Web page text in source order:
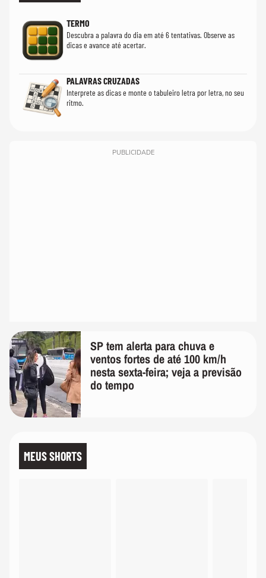
TERMO
Descubra a palavra do dia em até 6 tentativas. Observe as
dicas e avance até acertar.
PALAVRAS CRUZADAS
Interprete as dicas e monte o tabuleiro letra por letra, no seu
ritmo.
PUBLICIDADE
SP tem alerta para chuva e
ventos fortes de até 100 km/h
nesta sexta-feira; veja a previsão
do tempo
MEUS SHORTS